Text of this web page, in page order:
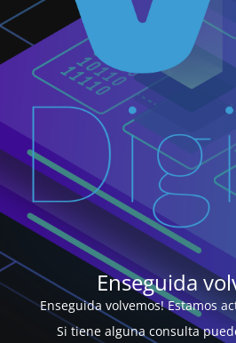
Enseguida
Enseguida volvemos! Estamos
Si tiene alguna consulta